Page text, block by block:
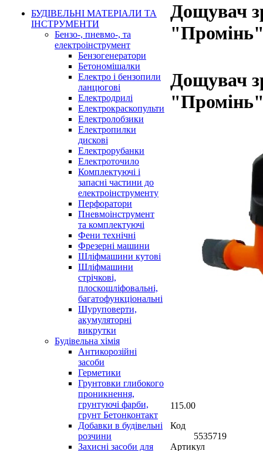
БУДІВЕЛЬНІ МАТЕРІАЛИ ТА
ІНСТРУМЕНТИ
Бензо-, пневмо-, та
електроінструмент
Бензогенератори
Бетономішалки
Електро і бензопили
ланцюгові
Електродрилі
Електрокраскопульти
Електролобзики
Електропилки
дискові
Електрорубанки
Електроточило
Комплектуючі і
запасні частини до
електроінструменту
Перфоратори
Пневмоінструмент
та комплектуючі
Фени технічні
Фрезерні машини
Шліфмашини кутові
Шліфмашини
стрічкові,
плоскошліфовальні,
багатофункціональні
Шуруповерти,
акумуляторні
викрутки
Будівельна хімія
Антикорозійні
засоби
Герметики
Грунтовки глибокого
проникнення,
грунтуючі фарби,
грунт Бетонконтакт
Добавки в будівельні
розчини
Захисні засоби для
Дощувач
Дощувач
115.00
Код
5535719
Артикул